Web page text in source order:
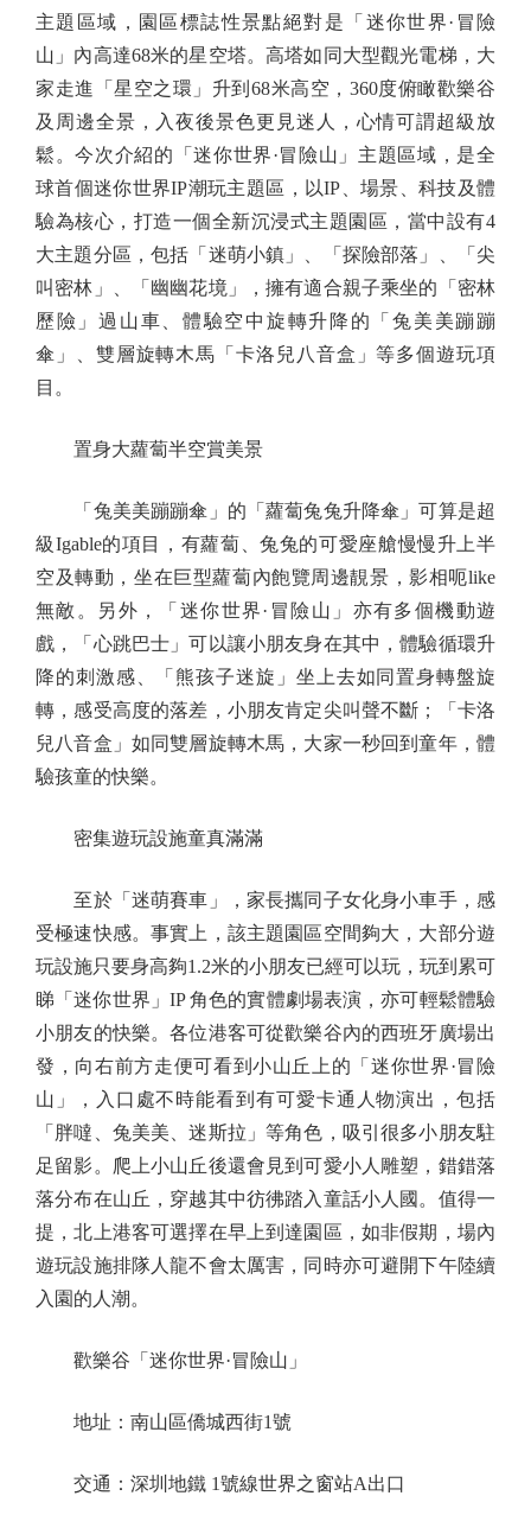
主題區域，園區標誌性景點絕對是「迷你世界·冒險
山」內高達68米的星空塔。高塔如同大型觀光電梯，大
家走進「星空之環」升到68米高空，360度俯瞰歡樂谷
及周邊全景，入夜後景色更見迷人，心情可謂超級放
鬆。今次介紹的「迷你世界·冒險山」主題區域，是全
球首個迷你世界IP潮玩主題區，以IP、場景、科技及體
驗為核心，打造一個全新沉浸式主題園區，當中設有4
大主題分區，包括「迷萌小鎮」、「探險部落」、「尖
叫密林」、「幽幽花境」，擁有適合親子乘坐的「密林
歷險」過山車、體驗空中旋轉升降的「兔美美蹦蹦
傘」、雙層旋轉木馬「卡洛兒八音盒」等多個遊玩項
目。
置身大蘿蔔半空賞美景
「兔美美蹦蹦傘」的「蘿蔔兔兔升降傘」可算是超
級Igable的項目，有蘿蔔、兔兔的可愛座艙慢慢升上半
空及轉動，坐在巨型蘿蔔內飽覽周邊靚景，影相呃like
無敵。另外，「迷你世界·冒險山」亦有多個機動遊
戲，「心跳巴士」可以讓小朋友身在其中，體驗循環升
降的刺激感、「熊孩子迷旋」坐上去如同置身轉盤旋
轉，感受高度的落差，小朋友肯定尖叫聲不斷；「卡洛
兒八音盒」如同雙層旋轉木馬，大家一秒回到童年，體
驗孩童的快樂。
密集遊玩設施童真滿滿
至於「迷萌賽車」，家長攜同子女化身小車手，感
受極速快感。事實上，該主題園區空間夠大，大部分遊
玩設施只要身高夠1.2米的小朋友已經可以玩，玩到累可
睇「迷你世界」IP 角色的實體劇場表演，亦可輕鬆體驗
小朋友的快樂。各位港客可從歡樂谷內的西班牙廣場出
發，向右前方走便可看到小山丘上的「迷你世界·冒險
山」，入口處不時能看到有可愛卡通人物演出，包括
「胖噠、兔美美、迷斯拉」等角色，吸引很多小朋友駐
足留影。爬上小山丘後還會見到可愛小人雕塑，錯錯落
落分布在山丘，穿越其中彷彿踏入童話小人國。值得一
提，北上港客可選擇在早上到達園區，如非假期，場內
遊玩設施排隊人龍不會太厲害，同時亦可避開下午陸續
入園的人潮。
歡樂谷「迷你世界·冒險山」
地址：南山區僑城西街1號
交通：深圳地鐵 1號線世界之窗站A出口